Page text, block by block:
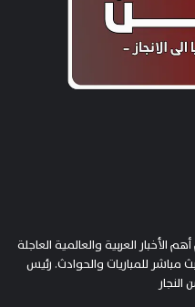
الأخبار العربية والعالمية العاجلة
مباشر للمباريات والحوادث. رئيس
النجار